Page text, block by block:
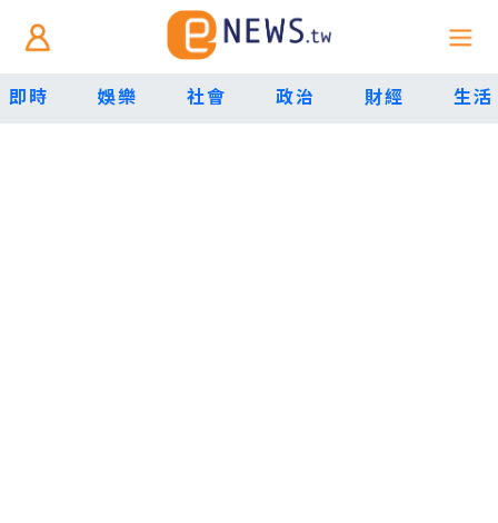
即時 娛樂 社會 政治 財經 生活